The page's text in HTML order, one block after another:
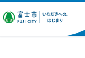
富士市 いただ